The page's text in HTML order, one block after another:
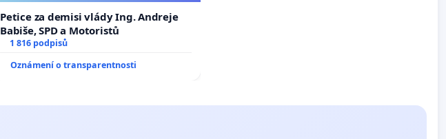
Petice za demisi vlády Ing. Andreje
Babiše, SPD a Motoristů
1 816 podpisů
Oznámení o transparentnosti